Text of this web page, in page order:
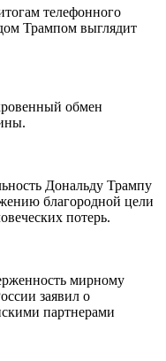
телефонного
Трампом выглядит
обмен
Дональду Трампу
благородной цели
потерь.
мирному
заявил о
партнерами